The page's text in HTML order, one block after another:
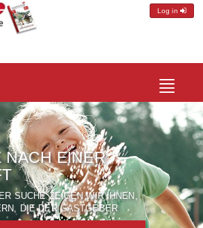
Log in
Toggle
NACH EINER
SUCHE ZEIGEN WIR IHNEN,
DIE DER GASTGEBER